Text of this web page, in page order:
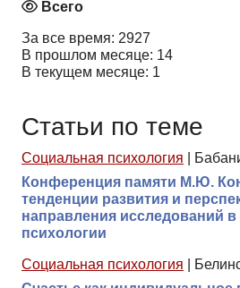
Всего
За все время: 2927
В прошлом месяце: 14
В текущем месяце: 1
Статьи по теме
Социальная психология
Конференция памяти М.Ю.
тенденции развития и
направления исследований
психологии
Социальная психология